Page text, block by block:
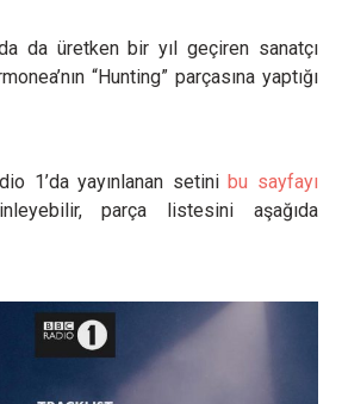
da üretken bir yıl geçiren sanatçı
“Hunting” parçasına yaptığı
1’da yayınlanan setinibu sayfayı
parça listesini aşağıda